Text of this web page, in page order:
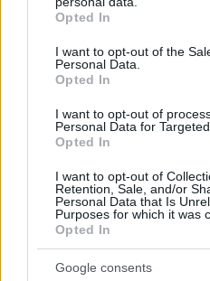
grant or deny consent to
use your data for below
consent section.
Opted In
I want to opt-out of the
Personal Data.
Opted In
I want to opt-out of
Personal Data for
Opted In
I want to opt-out of
Retention, Sale, and/or
Personal Data that Is
Purposes for which it was
Opted In
Google consents
υποψιάστηκα ότι ήταν το